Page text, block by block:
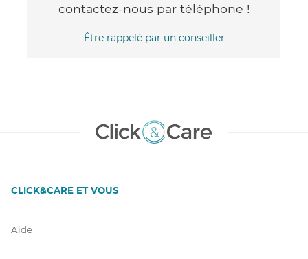
contactez-nous par téléphone !
Être rappelé par un conseiller
CLICK&CARE ET VOUS
Aide